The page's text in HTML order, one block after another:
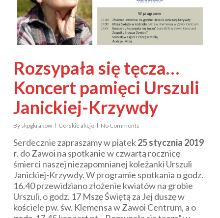
Rozsypała się tęcza…
Koncert pamięci Urszuli
Janickiej-Krzywdy
By skpgkrakow Górskie akcje No Comments
Serdecznie zapraszamy w piątek25 stycznia 2019
r. do Zawoi na spotkanie w czwartą rocznicę
śmierci naszej niezapomnianej koleżanki Urszuli
Janickiej-Krzywdy. W programie spotkania o godz.
16.40 przewidziano złożenie kwiatów na grobie
Urszuli, o godz. 17 Mszę Świętą za Jej duszę w
kościele pw. św. Klemensa w Zawoi Centrum, a o